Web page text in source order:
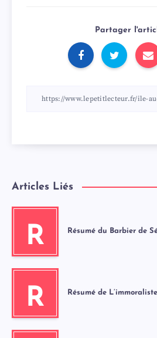
Partager
Articles Liés
R Résumé du Barbier de
R Résumé de